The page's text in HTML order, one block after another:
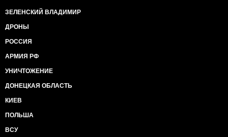
ЗЕЛЕНСКИЙ ВЛАДИМИР
ДРОНЫ
РОССИЯ
АРМИЯ РФ
УНИЧТОЖЕНИЕ
ДОНЕЦКАЯ ОБЛАСТЬ
КИЕВ
ПОЛЬША
ВСУ